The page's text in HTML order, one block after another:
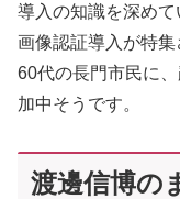
導入の知識を深め
画像認証導入が特集
60代の長門市民に
加中そうです。
渡邊信博の